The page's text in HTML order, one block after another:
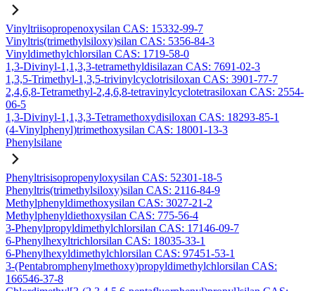
Vinyltriisopropenoxysilan CAS: 15332-99-7
Vinyltris(trimethylsiloxy)silan CAS: 5356-84-3
Vinyldimethylchlorsilan CAS: 1719-58-0
1,3-Divinyl-1,1,3,3-tetramethyldisilazan CAS: 7691-02-3
1,3,5-Trimethyl-1,3,5-trivinylcyclotrisiloxan CAS: 3901-77-7
2,4,6,8-Tetramethyl-2,4,6,8-tetravinylcyclotetrasiloxan CAS: 2554-
06-5
1,3-Divinyl-1,1,3,3-Tetramethoxydisiloxan CAS: 18293-85-1
(4-Vinylphenyl)trimethoxysilan CAS: 18001-13-3
Phenylsilane
Phenyltrisisopropenyloxysilan CAS: 52301-18-5
Phenyltris(trimethylsiloxy)silan CAS: 2116-84-9
Methylphenyldimethoxysilan CAS: 3027-21-2
Methylphenyldiethoxysilan CAS: 775-56-4
3-Phenylpropyldimethylchlorsilan CAS: 17146-09-7
6-Phenylhexyltrichlorsilan CAS: 18035-33-1
6-Phenylhexyldimethylchlorsilan CAS: 97451-53-1
3-(Pentabromphenylmethoxy)propyldimethylchlorsilan CAS:
166546-37-8